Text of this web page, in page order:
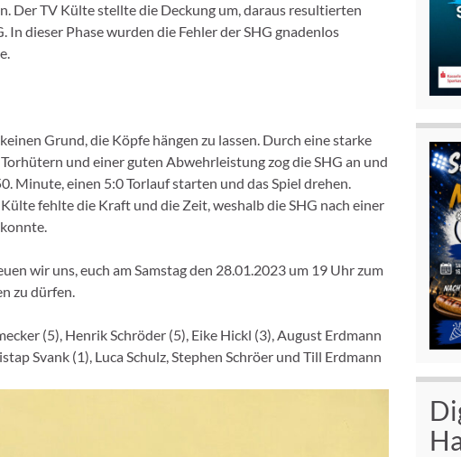
Der TV Külte stellte die Deckung um, daraus resultierten
dieser Phase wurden die Fehler der SHG gnadenlos
Grund, die Köpfe hängen zu lassen. Durch eine starke
und einer guten Abwehrleistung zog die SHG an und
Minute, einen 5:0 Torlauf starten und das Spiel drehen.
fehlte die Kraft und die Zeit, weshalb die SHG nach einer
wir uns, euch am Samstag den 28.01.2023 um 19 Uhr zum
zu dürfen.
(5), Henrik Schröder (5), Eike Hickl (3), August Erdmann
Svank (1), Luca Schulz, Stephen Schröer und Till Erdmann